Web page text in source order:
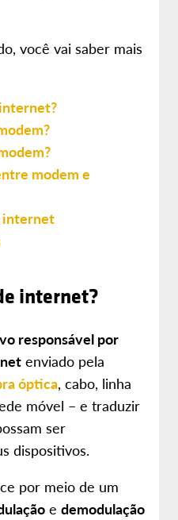
você vai saber mais
modem e
internet
internet?
responsável por
enviado pela
óptica, cabo, linha
móvel – e traduzir
ser
dispositivos.
por meio de um
e demodulação